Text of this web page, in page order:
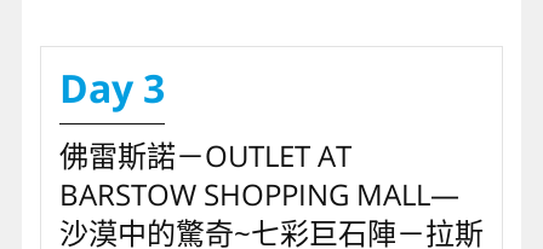
為世界自然遺產的
（YOSEMITE N.P.），此國家公園的美是靜謐而
神秘的。春瀑、夏綠、秋黃、冬雪，每個時節透過
大自然呈現不同的景緻，新娘面紗瀑布透露著女子
的嬌羞，而優瑟美地瀑布的氣勢在春季裡有著印第
安勇士的氣魄，他是世界最高十大瀑布之一，另外